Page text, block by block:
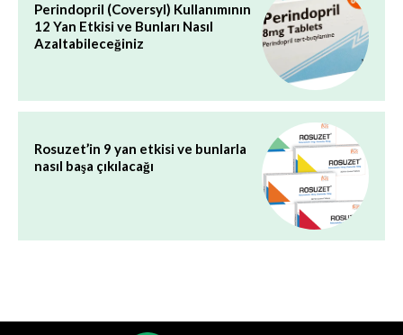
Perindopril (Coversyl) Kullanımının
12 Yan Etkisi ve Bunları Nasıl
Azaltabileceğiniz
Rosuzet’in 9 yan etkisi ve bunlarla
nasıl başa çıkılacağı